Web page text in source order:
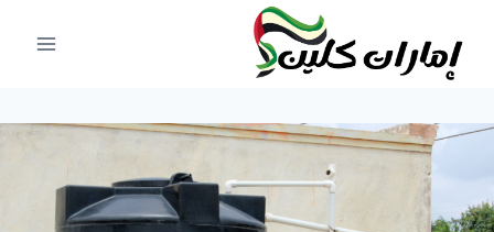
المحتوى